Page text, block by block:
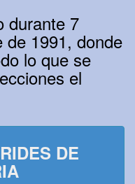
durante 7
de 1991, donde
lo que se
el
DE